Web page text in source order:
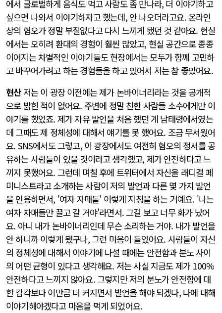
에서 글로벌하게 음식도 먹고 사람도 좀 만나라, 더 이야기하고
싶으면 나와서 이야기하자고 했는데, 안 나오더라고요. 온라인
상의 혐오가 정말 부질없다고 다시 느끼게 됐던 것 같아요. 현실
에서는 오히려 환대의 경험이 훨씬 많았고, 현실 공간으로 종종
이어지는 차별적인 이야기들도 현장에서는 모두가 함께 고민하
고 바꾸어가려고 하는 경험들을 하고 있어서 저는 참 좋았어요.
현산저는 이 광장 이전에는 제가 논바이너리라는 것을 공개적
으로 밝힌 적이 없어요. 주변에 정말 친한 사람들 소수에게만 이
야기를 했었죠. 제가 자유 발언을 처음 했던 게 남태령에서였는
데 그때도 제 정체성에 대해서 얘기를 못 했어요. 조금 무서웠어
요. SNS에서도 그렇고, 이 광장에서도 여전히 혐오의 정서를 공
유하는 사람들이 있을 것이라고 생각했고, 제가 안전하다고 느
끼지 못했어요. 그런데 며칠 후에 트위터에서 자신을 래디컬 페
미니스트라고 소개하는 사람이 저의 발언과 다른 몇 가지 발언
을 인용하면서, '여자 자매들' 이렇게 지칭을 하는 거예요. '나는
여자 자매들만 끌고 갈 거야'라면서. 그걸 보고 너무 화가 났어
요. 아니 내가 논바이너리인데 무슨 소리하는 거야. 내가 발언을
안 하니까 이렇게 됐구나, 그런 마음이 들었어요. 사람들이 자신
의 정체성에 대해서 이야기에 나설 때에는 안전함과 분노 사이
의 어떤 균형이 있다고 생각해요. 저는 사실 지금도 제가 100%
안전하다고 느끼지 않아요. 그렇지만 저의 분노가 안전함에 대
한 감각보다 이만큼 더 커지면서 발언을 해야 되겠다, 나에 대해
이야기해야겠다고 마음을 먹게 되었어요.